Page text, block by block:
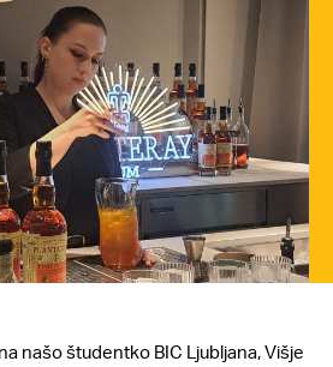
našo študentko BIC Ljubljana, Višje